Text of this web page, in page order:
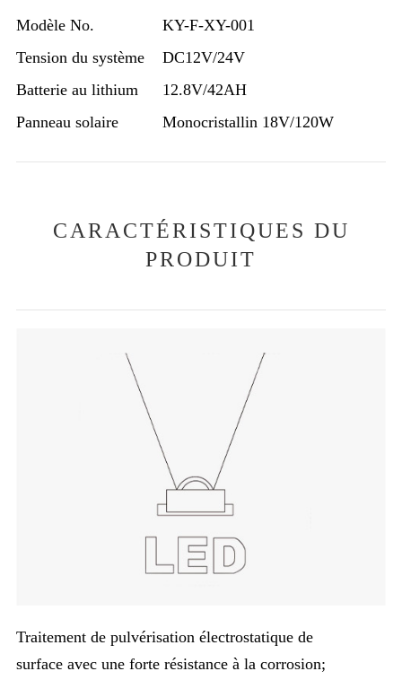
Modèle No.
KY-F-XY-001
Tension du système
DC12V/24V
Batterie au lithium
12.8V/42AH
Panneau solaire
Monocristallin 18V/120W
CARACTÉRISTIQUES DU
PRODUIT
Traitement de pulvérisation électrostatique de
surface avec une forte résistance à la corrosion;